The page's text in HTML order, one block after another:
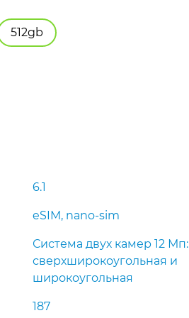
512gb
6.1
eSIM, nano-sim
Система двух камер 12 Мп:
сверхшироко­угольная и
широкоугольная
187